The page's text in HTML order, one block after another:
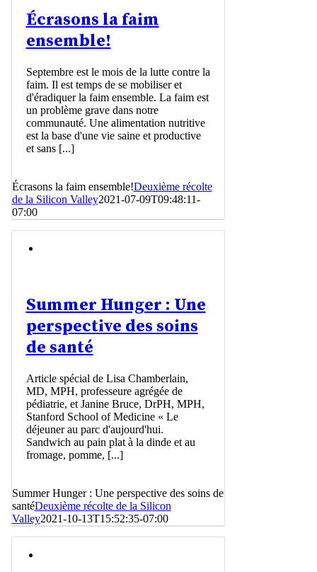
Écrasons la faim
ensemble!
Septembre est le mois de la lutte contre la
faim. Il est temps de se mobiliser et
d'éradiquer la faim ensemble. La faim est
un problème grave dans notre
communauté. Une alimentation nutritive
est la base d'une vie saine et productive
et sans [...]
Écrasons la faim ensemble!Deuxième récolte
de la Silicon Valley2021-07-09T09:48:11-
07:00
Summer Hunger : Une
perspective des soins
de santé
Article spécial de Lisa Chamberlain,
MD, MPH, professeure agrégée de
pédiatrie, et Janine Bruce, DrPH, MPH,
Stanford School of Medicine « Le
déjeuner au parc d'aujourd'hui.
Sandwich au pain plat à la dinde et au
fromage, pomme, [...]
Summer Hunger : Une perspective des soins de
santéDeuxième récolte de la Silicon
Valley2021-10-13T15:52:35-07:00